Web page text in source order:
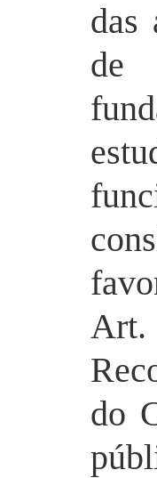
das
de
do